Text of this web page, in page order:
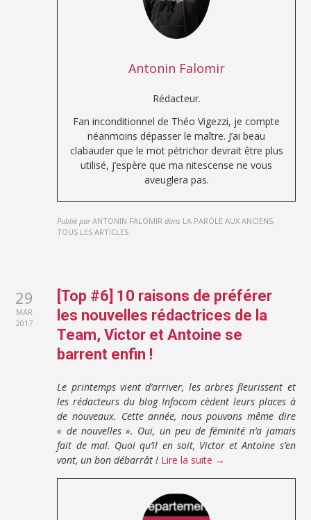
Antonin Falomir
Rédacteur.
Fan inconditionnel de Théo Vigezzi, je compte
néanmoins dépasser le maître. J’ai beau
clabauder que le mot pétrichor devrait être plus
utilisé, j’espère que ma nitescense ne vous
aveuglera pas.
Publié par ANTONIN FALOMIR dans LA PAROLE AUX ANCIENS,
TOUS LES ARTICLES
29
MAR
2017
[Top #6] 10 raisons de préférer
les nouvelles rédactrices de la
Team, Victor et Antoine se
barrent enfin !
Le printemps vient d’arriver, les arbres fleurissent et
les rédacteurs du blog Infocom cèdent leurs places à
de nouveaux. Cette année, nous pouvons même dire
« de nouvelles ». Oui, un peu de féminité n’a jamais
fait de mal. Quoi qu’il en soit, Victor et Antoine s’en
vont, un bon débarrât ! Lire la suite →